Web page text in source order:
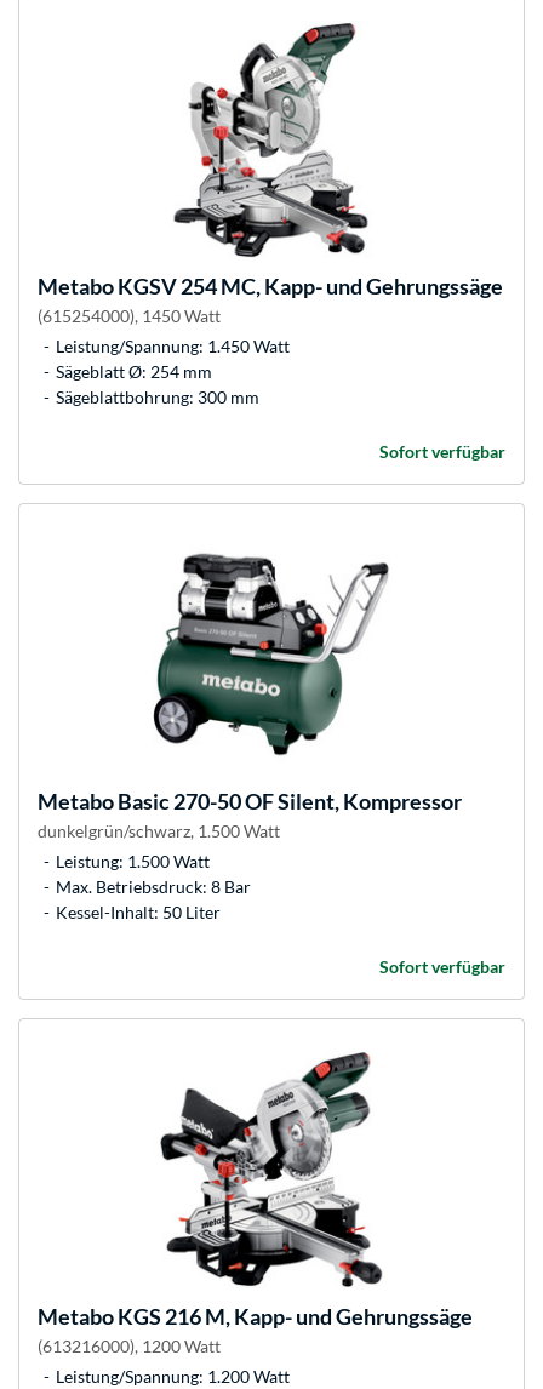
MetaboKGSV 254 MC, Kapp- und Gehrungssäge
(615254000), 1450 Watt
Leistung/Spannung: 1.450 Watt
Sägeblatt Ø: 254 mm
Sägeblattbohrung: 300 mm
Sofort verfügbar
MetaboBasic 270-50 OF Silent, Kompressor
dunkelgrün/schwarz, 1.500 Watt
Leistung: 1.500 Watt
Max. Betriebsdruck: 8 Bar
Kessel-Inhalt: 50 Liter
Sofort verfügbar
MetaboKGS 216 M, Kapp- und Gehrungssäge
(613216000), 1200 Watt
Leistung/Spannung: 1.200 Watt